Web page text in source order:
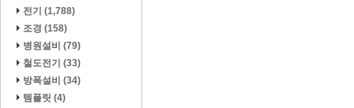
전기 (1,788)
조경 (158)
병원설비 (79)
철도전기 (33)
방폭설비 (34)
템플릿 (4)